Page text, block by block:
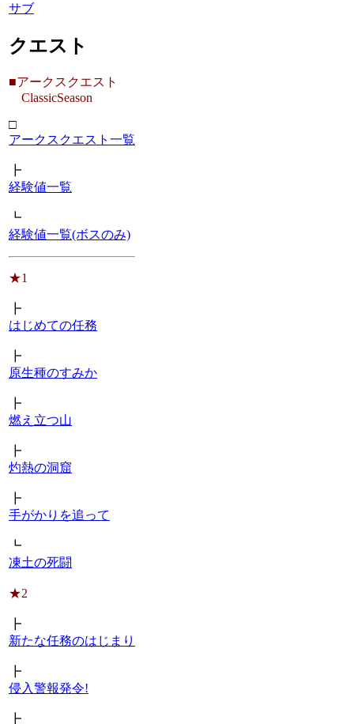
サブ
クエスト
■アークスクエスト
ClassicSeason
□
アークスクエスト一覧
┣
経験値一覧
┗
経験値一覧(ボスのみ)
★1
┣
はじめての任務
┣
原生種のすみか
┣
燃え立つ山
┣
灼熱の洞窟
┣
手がかりを追って
┗
凍土の死闘
★2
┣
新たな任務のはじまり
┣
侵入警報発令!
┣